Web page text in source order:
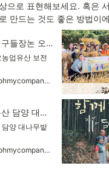
으로 표현해보세요. 혹은
만드는 것도 좋은 방법이
2025년 청산도 구들장논 오너제도
업유산 보전
https://www.ohmycompany.com/reward/16499
세계중요농업유산 담양 대나무밭 오너제도
양 대나무밭
https://www.ohmycompany.com/reward/263329553